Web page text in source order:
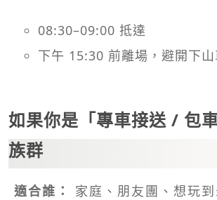
08:30–09:00 抵達
下午 15:30 前離場，避開下山
如果你是「專車接送 / 包
族群
適合誰： 家庭、朋友團、想玩